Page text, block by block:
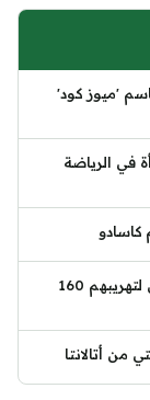
'ميوز كود'
دور المرأة في الرياضة
كاسادو
حرس الحدود بجازان يوقف ثمانية إثيوبيين لتهريبهم 160
من أتالانتا